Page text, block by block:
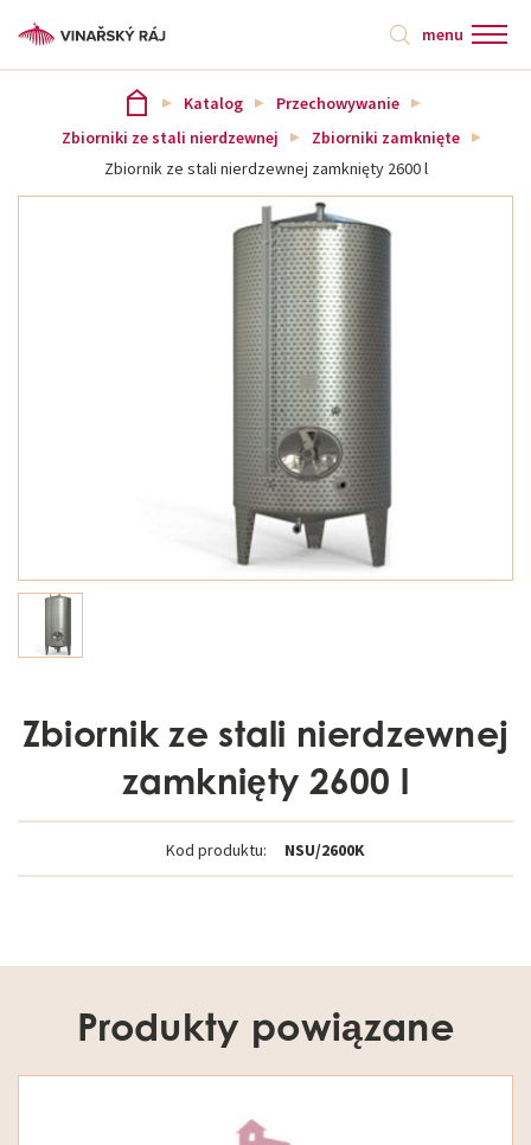
menu
Katalog
Przechowywanie
Zbiorniki ze stali nierdzewnej
Zbiorniki zamknięte
Zbiornik ze stali nierdzewnej zamknięty 2600 l
Zbiornik ze stali nierdzewnej
zamknięty 2600 l
Kod produktu: NSU/2600K
Produkty powiązane